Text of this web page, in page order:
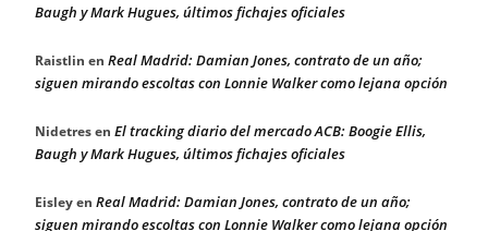
Baugh y Mark Hugues, últimos fichajes oficiales
Raistlin en Real Madrid: Damian Jones, contrato de un año;
siguen mirando escoltas con Lonnie Walker como lejana opción
Nidetresen El tracking diario del mercado ACB: Boogie Ellis,
Baugh y Mark Hugues, últimos fichajes oficiales
Eisleyen Real Madrid: Damian Jones, contrato de un año;
siguen mirando escoltas con Lonnie Walker como lejana opción